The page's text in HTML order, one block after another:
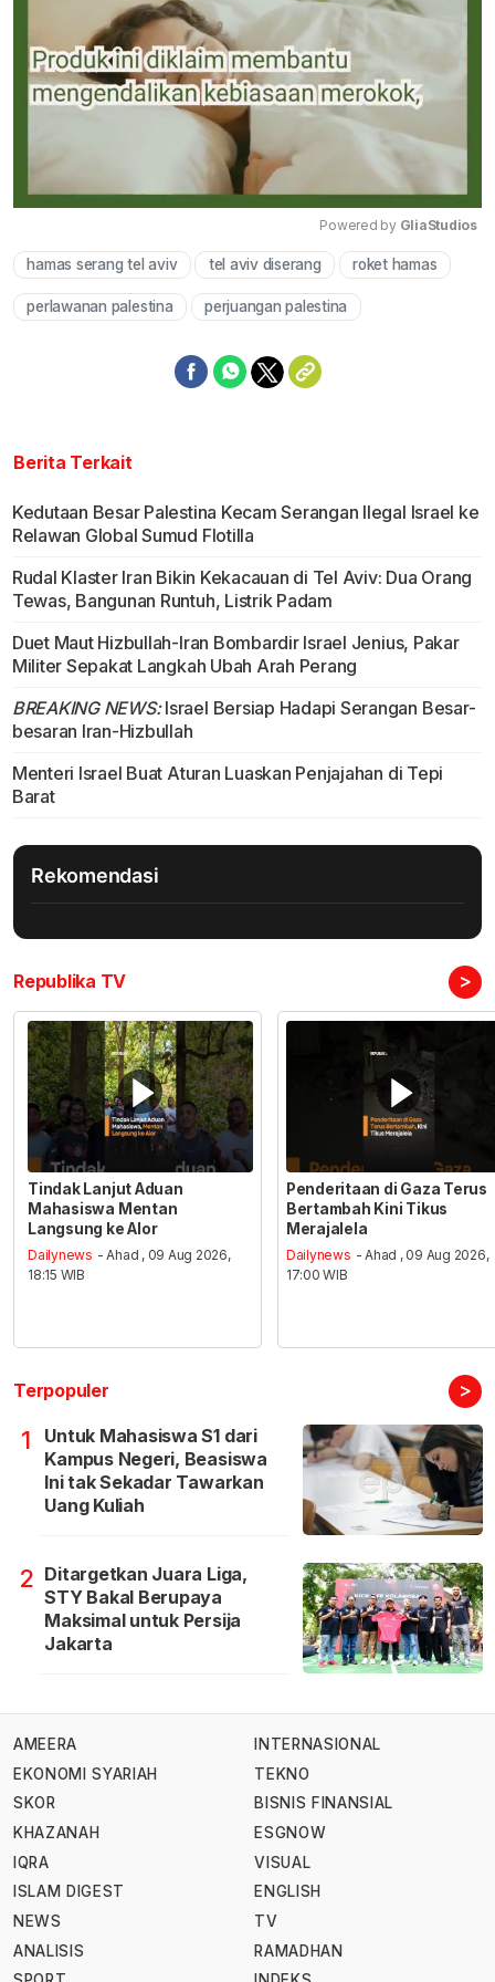
Mute
Powered by GliaStudios
hamas serang tel aviv tel aviv diserang roket hamas
perlawanan palestina perjuangan palestina
Berita Terkait
Kedutaan Besar Palestina Kecam Serangan Ilegal Israel ke
Relawan Global Sumud Flotilla
Rudal Klaster Iran Bikin Kekacauan di Tel Aviv: Dua Orang
Tewas, Bangunan Runtuh, Listrik Padam
Duet Maut Hizbullah-Iran Bombardir Israel Jenius, Pakar
Militer Sepakat Langkah Ubah Arah Perang
BREAKING NEWS:Israel Bersiap Hadapi Serangan Besar-
besaran Iran-Hizbullah
Menteri Israel Buat Aturan Luaskan Penjajahan di Tepi
Barat
Rekomendasi
Republika TV >
Tindak Lanjut Aduan
Mahasiswa Mentan
Langsung ke Alor
Dailynews - Ahad , 09 Aug 2026,
18:15 WIB
Penderitaan di Gaza Terus
Bertambah Kini Tikus
Merajalela
Dailynews - Ahad , 09 Aug 2026,
17:00 WIB
Terpopuler >
1
Untuk Mahasiswa S1 dari
Kampus Negeri, Beasiswa
Ini tak Sekadar Tawarkan
Uang Kuliah
2 Ditargetkan Juara Liga,
STY Bakal Berupaya
Maksimal untuk Persija
Jakarta
AMEERA
EKONOMI SYARIAH
SKOR
KHAZANAH
IQRA
ISLAM DIGEST
NEWS
ANALISIS
INTERNASIONAL
TEKNO
BISNIS FINANSIAL
ESGNOW
VISUAL
ENGLISH
TV
RAMADHAN